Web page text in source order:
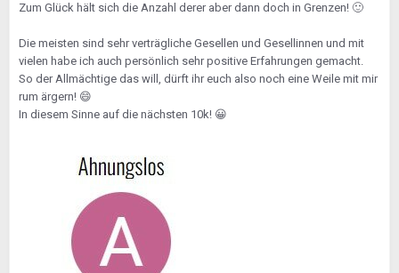
Zum Glück hält sich die Anzahl derer aber dann doch in Grenzen! 🙂
Die meisten sind sehr verträgliche Gesellen und Gesellinnen und mit
vielen habe ich auch persönlich sehr positive Erfahrungen gemacht.
So der Allmächtige das will, dürft ihr euch also noch eine Weile mit mir
rum ärgern! 😄
In diesem Sinne auf die nächsten 10k! 😀